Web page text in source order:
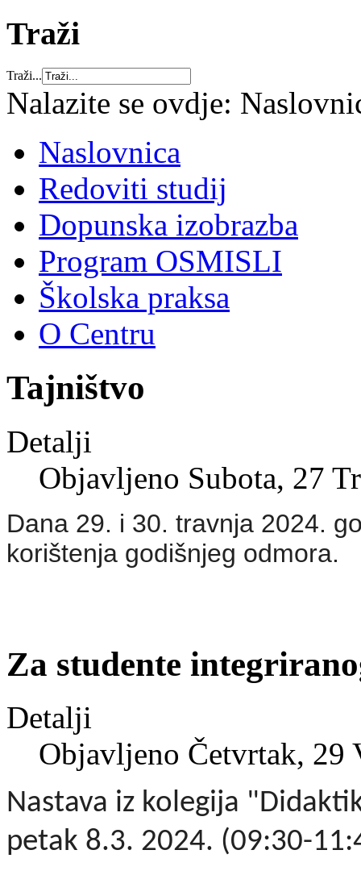
Traži
Traži...
Nalazite se ovdje:
Naslovnica
Redoviti studij
Dopunska izobrazba
Program OSMISLI
Školska praksa
O Centru
Tajništvo
Detalji
Objavljeno Subota, 27
Dana 29. i 30. travnja 2024.
korištenja godišnjeg odmora.
Za studente
Detalji
Objavljeno Četvrtak, 29
Nastava iz kolegija
petak 8.3. 2024. (09:30-